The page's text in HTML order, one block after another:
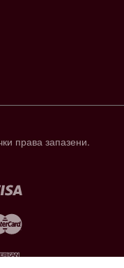
права запазени.